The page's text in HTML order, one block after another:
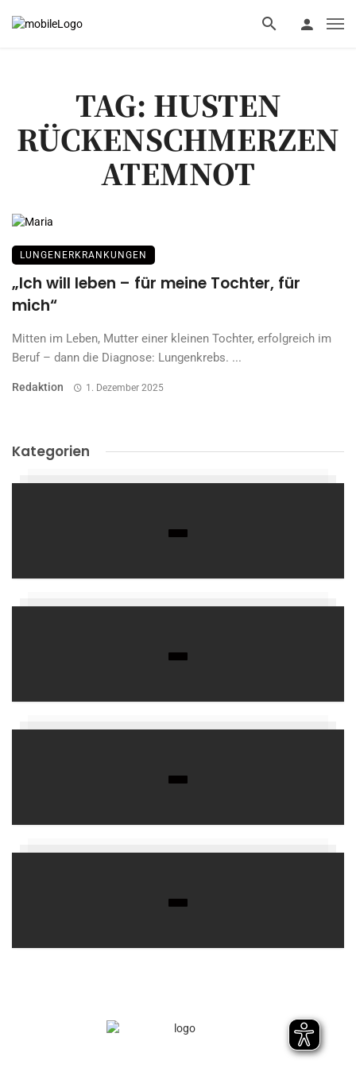
TAG: HUSTEN
RÜCKENSCHMERZEN
ATEMNOT
LUNGENERKRANKUNGEN
„Ich will leben – für meine Tochter, für
mich“
Mitten im Leben, Mutter einer kleinen Tochter, erfolgreich im
Beruf – dann die Diagnose: Lungenkrebs. ...
Redaktion 1. Dezember 2025
Kategorien